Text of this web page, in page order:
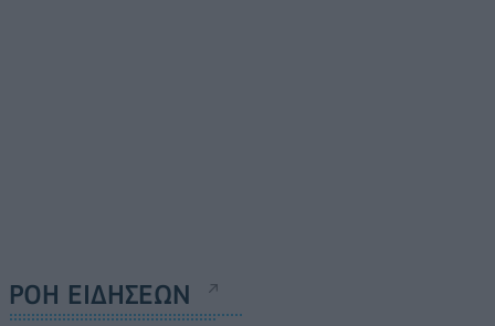
ΡΟΗ ΕΙΔΗΣΕΩΝ